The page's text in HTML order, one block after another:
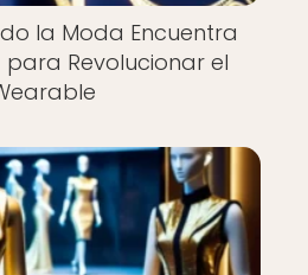
la Moda Encuentra
para Revolucionar el